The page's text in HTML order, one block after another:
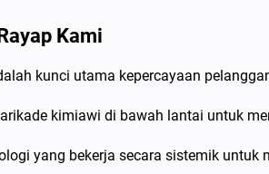
d
B
Kami
kunci utama kepercayaan
kimiawi di bawah lantai untuk
yang bekerja secara sistemik